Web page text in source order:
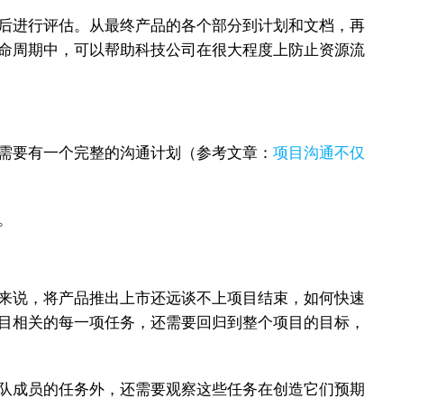
进行评估。从最终产品的各个部分到计划和文档，再
周期中，可以帮助科技公司在很大程度上防止资源流
要有一个完整的沟通计划（参考文章：项目沟通不仅
说，将产品推出上市还远谈不上项目结束，如何快速
关的每一项任务，还需要回归到整个项目的目标，
成员的任务外，还需要观察这些任务在创造它们预期